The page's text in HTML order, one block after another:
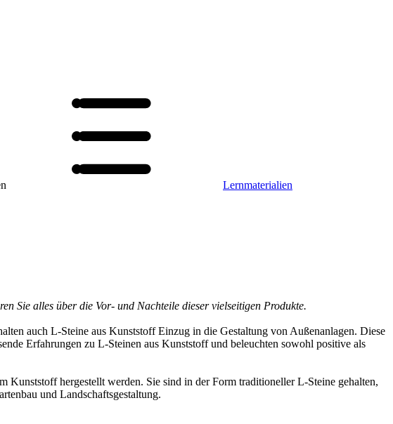
Lernmaterialien
Sie alles über die Vor- und Nachteile dieser vielseitigen Produkte.
auch L-Steine aus Kunststoff Einzug in die Gestaltung von Außenanlagen. Diese
Erfahrungen zu L-Steinen aus Kunststoff und beleuchten sowohl positive als
Kunststoff hergestellt werden. Sie sind in der Form traditioneller L-Steine gehalten,
und Landschaftsgestaltung.